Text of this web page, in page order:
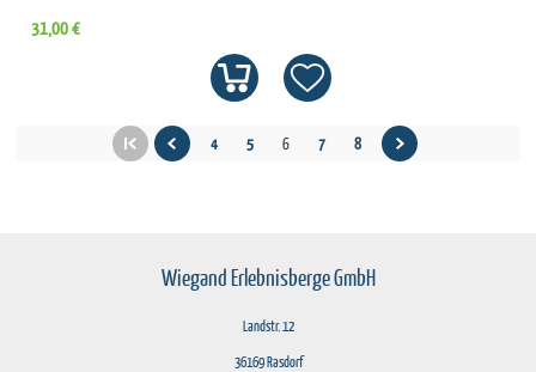
31,00 €
4 5 6 7 8
Wiegand Erlebnisberge GmbH
Landstr. 12
36169 Rasdorf